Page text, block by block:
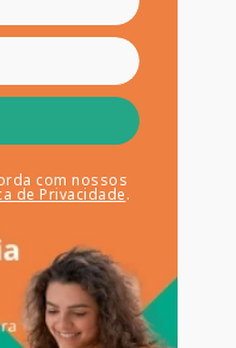
com nossos
de Privacidade.